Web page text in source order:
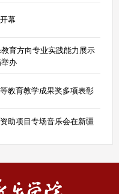
幕
育方向专业实践能力展示
办
教育教学成果奖多项表彰
助项目专场音乐会在新疆